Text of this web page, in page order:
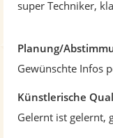
n
n
super Techniker,
Planung/
Gewünschte Infos
Künstlerische
Gelernt ist gelernt,